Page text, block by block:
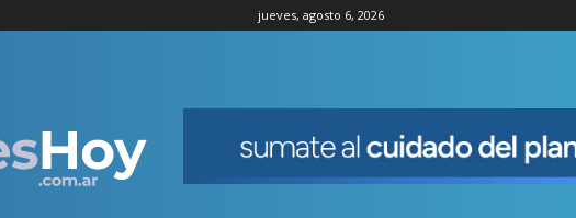
jueves, agosto 6, 2026